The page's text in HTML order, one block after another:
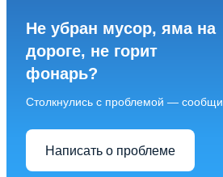
Не убран мусор, яма на
дороге, не горит
фонарь?
Столкнулись с проблемой —
Написать о проблеме